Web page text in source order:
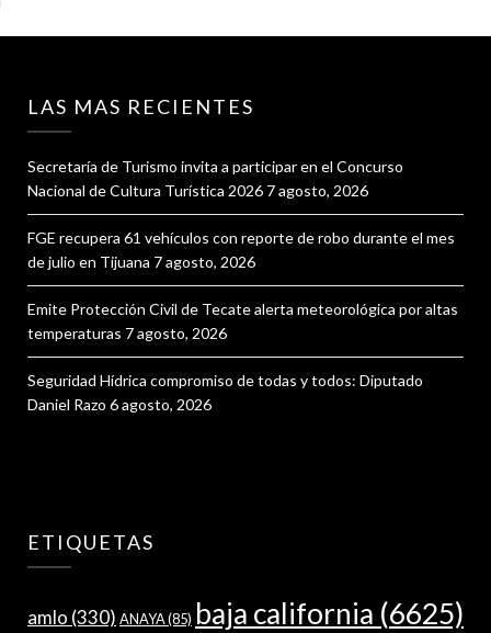
LAS MAS RECIENTES
Secretaría de Turismo invita a participar en el Concurso
Nacional de Cultura Turística 2026 7 agosto, 2026
FGE recupera 61 vehículos con reporte de robo durante el mes
de julio en Tijuana 7 agosto, 2026
Emite Protección Civil de Tecate alerta meteorológica por altas
temperaturas 7 agosto, 2026
Seguridad Hídrica compromiso de todas y todos: Diputado
Daniel Razo 6 agosto, 2026
ETIQUETAS
amlo (330) ANAYA(85) baja california (6625)